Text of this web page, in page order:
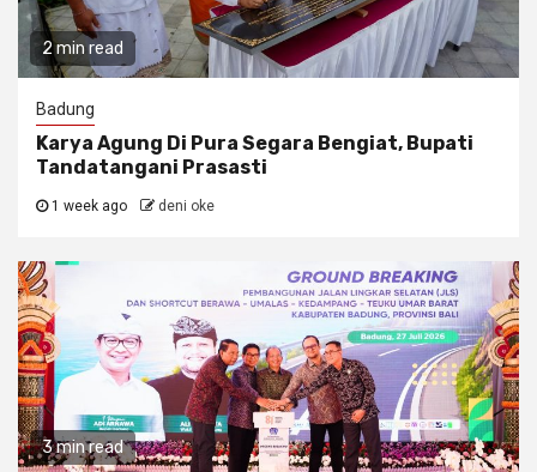
2 min read
Badung
Karya Agung Di Pura Segara Bengiat, Bupati
Tandatangani Prasasti
1 week ago deni oke
3 min read